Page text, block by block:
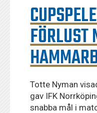
FÖRLUST
Totte Nyman
gav IFK
snabba mål i